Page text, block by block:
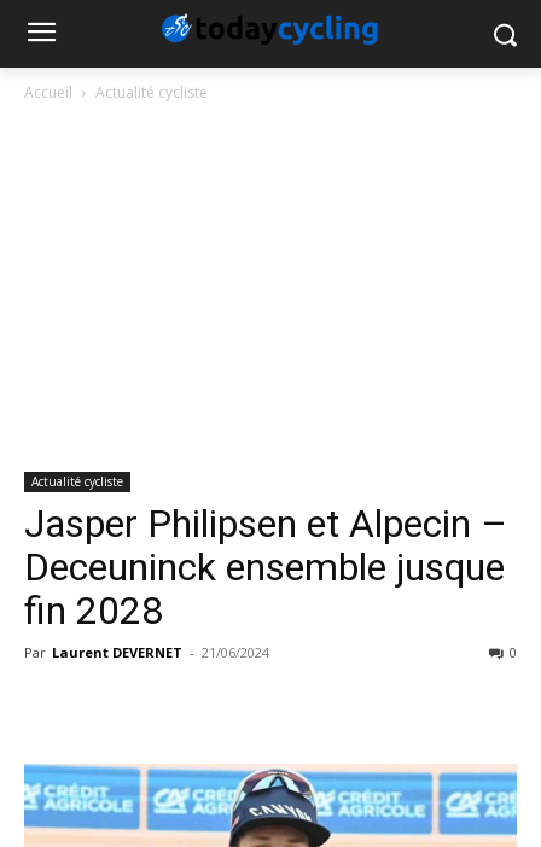
Accueil Actualité cycliste
Actualité cycliste
Jasper Philipsen et Alpecin –
Deceuninck ensemble jusque
fin 2028
Par Laurent DEVERNET - 21/06/2024 0